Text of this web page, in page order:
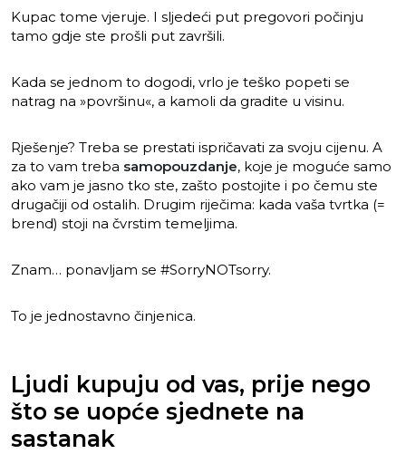
Kupac tome vjeruje. I sljedeći put pregovori počinju
tamo gdje ste prošli put završili.
Kada se jednom to dogodi, vrlo je teško popeti se
natrag na »površinu«, a kamoli da gradite u visinu.
Rješenje? Treba se prestati ispričavati za svoju cijenu. A
za to vam treba samopouzdanje, koje je moguće samo
ako vam je jasno tko ste, zašto postojite i po čemu ste
drugačiji od ostalih. Drugim riječima: kada vaša tvrtka (=
brend) stoji na čvrstim temeljima.
Znam… ponavljam se #SorryNOTsorry.
To je jednostavno činjenica.
Ljudi kupuju od vas, prije nego
što se uopće sjednete na
sastanak